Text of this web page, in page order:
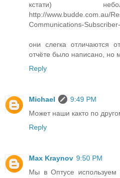
кстати)
http://www.budde.com.au/
Communications-
они слегка отличаются
отчёте было написано, но
Reply
Michael
9:49 PM
Может наши както по
Reply
Max Kraynov 9:50 PM
Мы в Оптусе используем